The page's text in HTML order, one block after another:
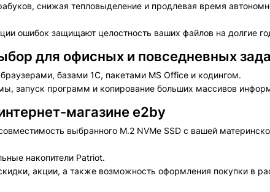
снижая тепловыделение и продлевая время
ошибок защищают целостность ваших файлов на долгие
для офисных и повседневных
базами 1С, пакетами MS Office и кодингом.
запуск программ и копирование больших массивов
магазине e2by
выбранного M.2 NVMe SSD с вашей
накопители Patriot.
акции, а также возможность оформления покупки в